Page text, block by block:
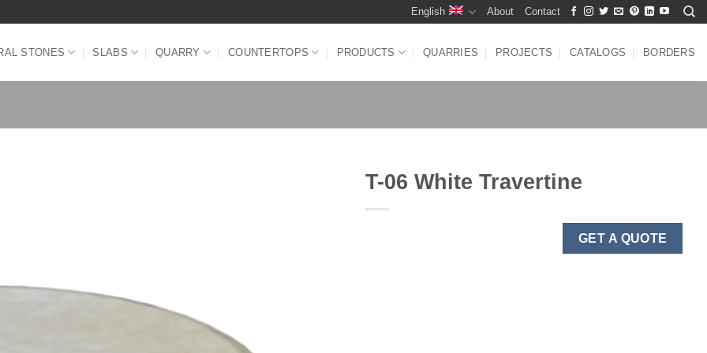
English About Contact
STONES SLABS QUARRY COUNTERTOPS PRODUCTS QUARRIES PROJECTS CATALOGS BORDERS
T-06 White Travertine
GET A QUOTE